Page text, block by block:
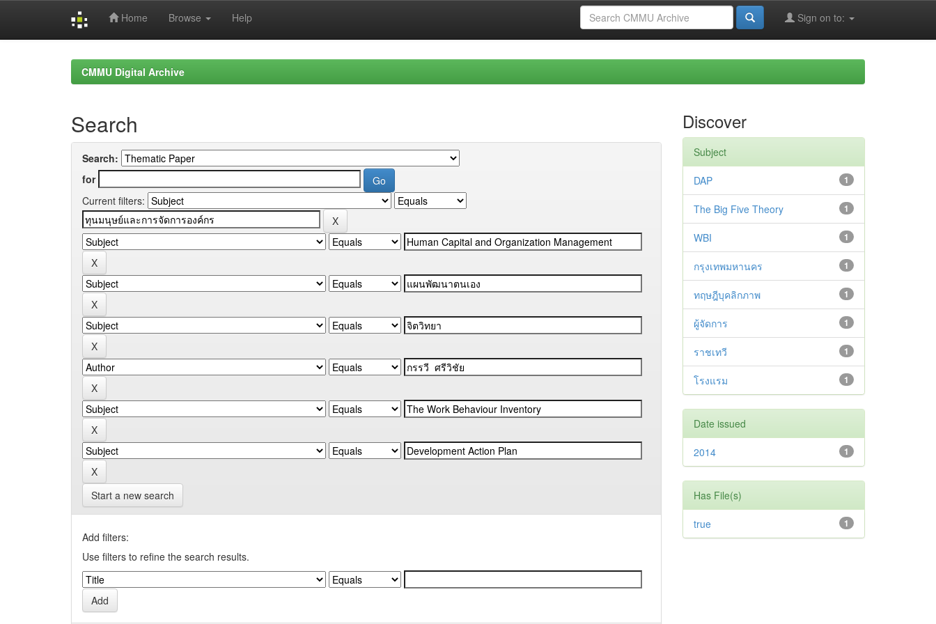
Home Browse Help Sign on to:
CMMU Digital Archive
Search
Search:
for
Current filters:
Start a new search
Add filters:
Use filters to refine the search results.
Discover
Subject
1
DAP
1
The Big Five Theory
1
WBI
1
กรุงเทพมหานคร
1
ทฤษฎีบุคลิกภาพ
1
ผู้จัดการ
1
ราชเทวี
1
โรงแรม
Date issued
1
2014
Has File(s)
1
true